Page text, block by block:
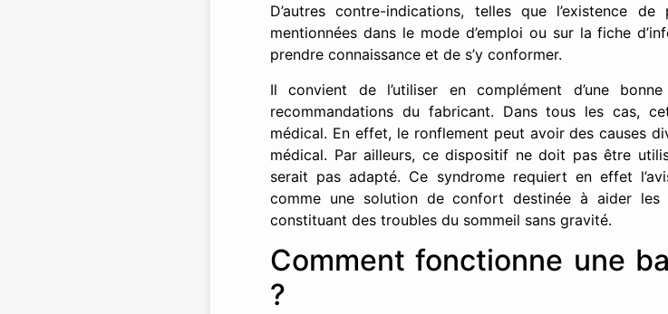
D’autres contre-indications, telles que l’existence
mentionnées dans le mode d’emploi ou sur la fiche
prendre connaissance et de s’y conformer.
Il convient de l’utiliser en complément d’une
recommandations du fabricant. Dans tous les cas,
médical. En effet, le ronflement peut avoir des causes
médical. Par ailleurs, ce dispositif ne doit pas être
serait pas adapté. Ce syndrome requiert en effet
comme une solution de confort destinée à aider les
constituant des troubles du sommeil sans gravité.
Comment fonctionne une
?